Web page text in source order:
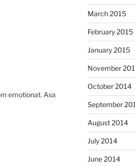
emotionat. Asa
March 2015
February 2015
January 2015
November
October 2014
September
August 2014
July 2014
June 2014